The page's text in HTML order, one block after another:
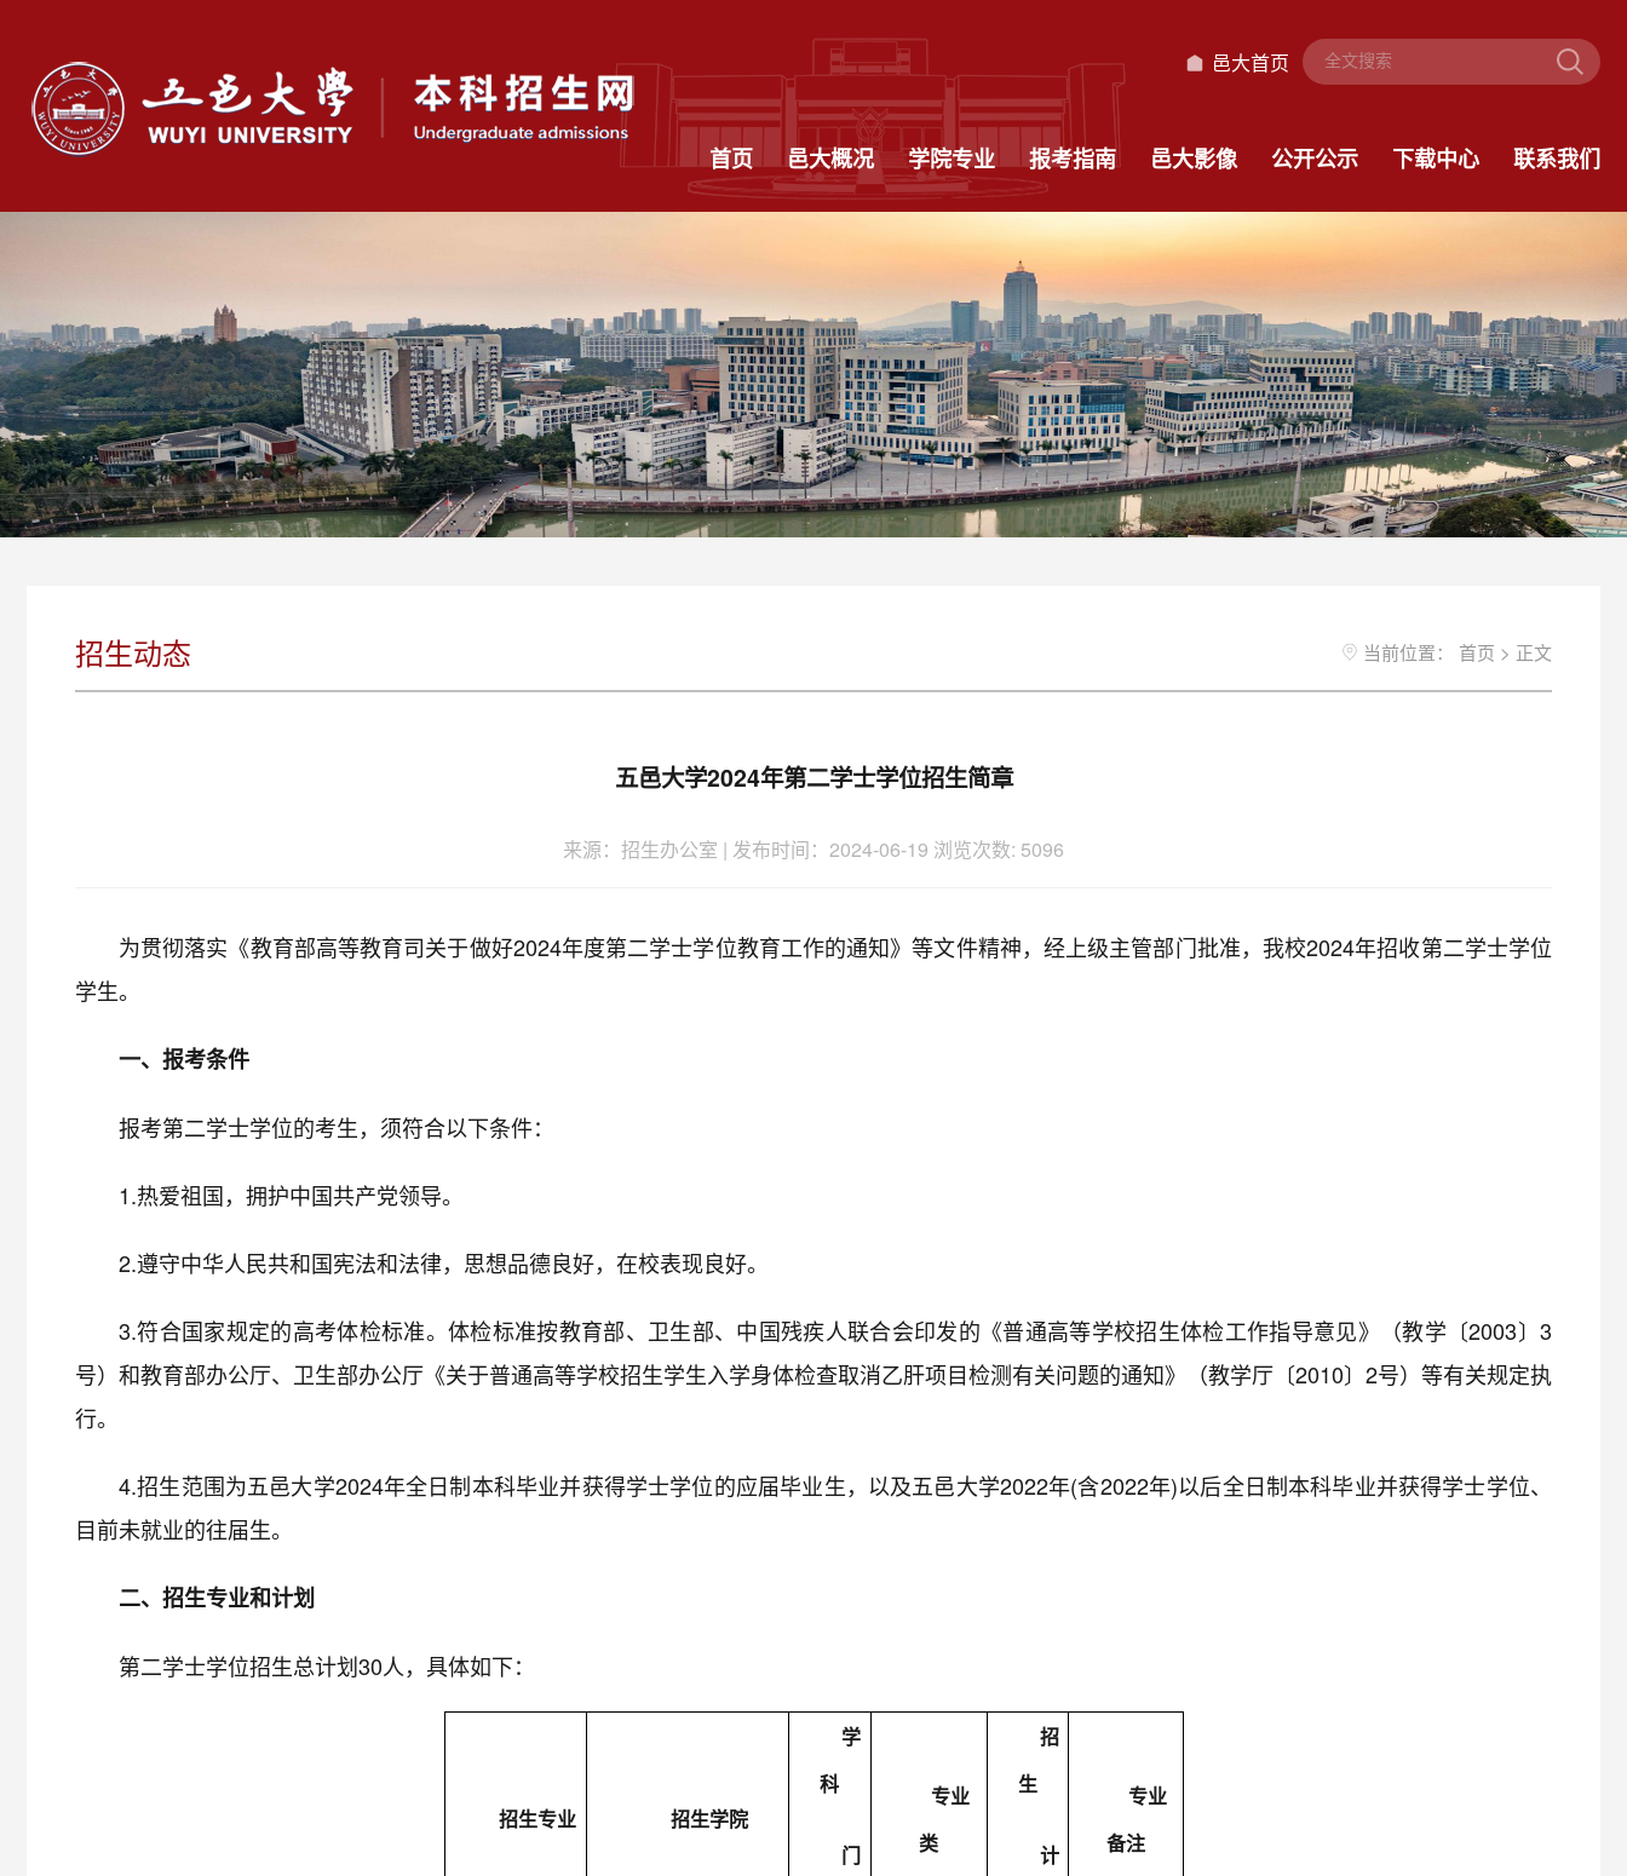
邑大首页
首页 邑大概况 学院专业 报考指南 邑大影像 公开公示 下载中心 联系我们
当前位置： 首页 > 正文
招生动态
五邑大学2024年第二学士学位招生简章
来源：招生办公室 | 发布时间：2024-06-19 浏览次数: 5096
为贯彻落实《教育部高等教育司关于做好2024年度第二学士学位教育工作的通知》等文件精神，经上级主管部门批准，我校2024年招收第二学士学位
学生。
一、报考条件
报考第二学士学位的考生，须符合以下条件：
1.热爱祖国，拥护中国共产党领导。
2.遵守中华人民共和国宪法和法律，思想品德良好，在校表现良好。
3.符合国家规定的高考体检标准。体检标准按教育部、卫生部、中国残疾人联合会印发的《普通高等学校招生体检工作指导意见》（教学〔2003〕3
号）和教育部办公厅、卫生部办公厅《关于普通高等学校招生学生入学身体检查取消乙肝项目检测有关问题的通知》（教学厅〔2010〕2号）等有关规定执
行。
4.招生范围为五邑大学2024年全日制本科毕业并获得学士学位的应届毕业生，以及五邑大学2022年(含2022年)以后全日制本科毕业并获得学士学位、
目前未就业的往届生。
二、招生专业和计划
第二学士学位招生总计划30人，具体如下：
招生专业 招生学院
学
科
门
专业
类
招
生
计
专业
备注